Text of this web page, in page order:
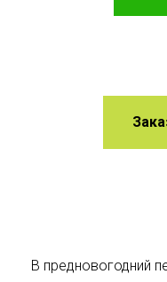
В предновогодний